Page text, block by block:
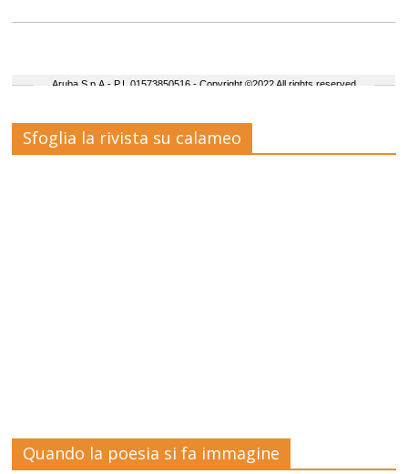
Sfoglia la rivista su calameo
Quando la poesia si fa immagine